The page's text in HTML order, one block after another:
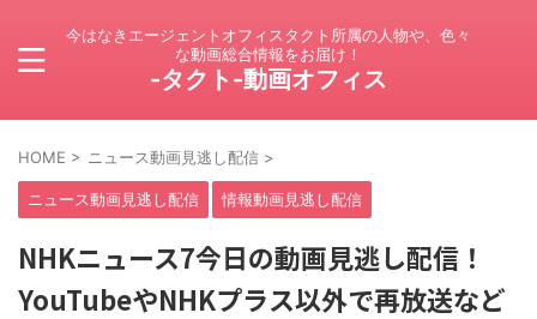
今はなきエージェントオフィスタクト所属の人物や、色々
な動画総合情報をお届け！
-タクト-動画オフィス
HOME > ニュース動画見逃し配信 >
ニュース動画見逃し配信 情報動画見逃し配信
NHKニュース7今日の動画見逃し配信！
YouTubeやNHKプラス以外で再放送など